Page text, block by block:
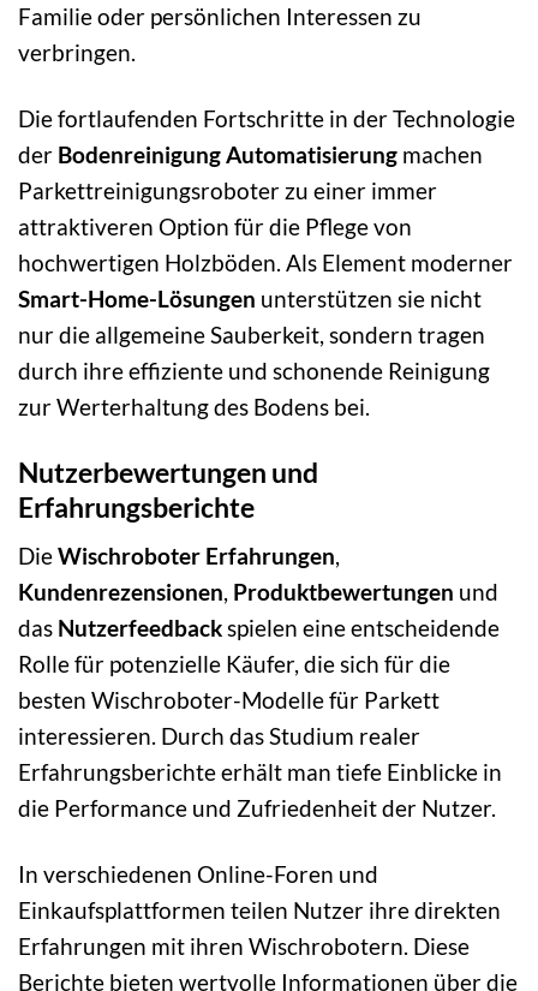
Familie oder persönlichen Interessen zu
verbringen.
Die fortlaufenden Fortschritte in der Technologie
der Bodenreinigung Automatisierung machen
Parkettreinigungsroboter zu einer immer
attraktiveren Option für die Pflege von
hochwertigen Holzböden. Als Element moderner
Smart-Home-Lösungen unterstützen sie nicht
nur die allgemeine Sauberkeit, sondern tragen
durch ihre effiziente und schonende Reinigung
zur Werterhaltung des Bodens bei.
Nutzerbewertungen und
Erfahrungsberichte
DieWischroboter Erfahrungen,
Kundenrezensionen, Produktbewertungen und
das Nutzerfeedbackspielen eine entscheidende
Rolle für potenzielle Käufer, die sich für die
besten Wischroboter-Modelle für Parkett
interessieren. Durch das Studium realer
Erfahrungsberichte erhält man tiefe Einblicke in
die Performance und Zufriedenheit der Nutzer.
In verschiedenen Online-Foren und
Einkaufsplattformen teilen Nutzer ihre direkten
Erfahrungen mit ihren Wischrobotern. Diese
Berichte bieten wertvolle Informationen über die